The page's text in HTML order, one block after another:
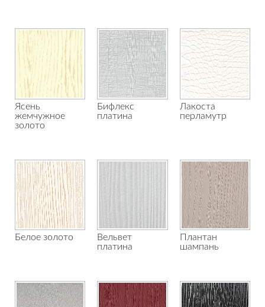
Ясень
жемчужное
золото
Бифлекс
платина
Лакоста
перламутр
Белое золото
Вельвет
платина
Плантан
шампань